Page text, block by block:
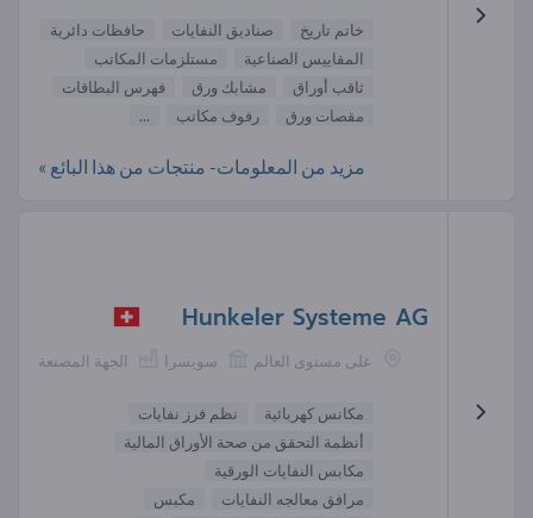
خاتم تاريخ صناديق النفايات
حافظات دائرية
المقاييس الصناعية
مستلزمات المكاتب
ثاقب أوراق
مشابك ورق
فهرس البطاقات
مقصات ورق
رفوف مكاتب ...
مزيد من المعلومات- منتجات من هذا البائع »
Hunkeler Systeme AG
الجهة المصنعة سويسرا على مستوى العالم
مكانس كهربائية
نظم فرز نفايات
أنظمة التحقق من صحة الأوراق المالية
مكابس النفايات الورقية
مرافق معالجه النفايات
مكبس